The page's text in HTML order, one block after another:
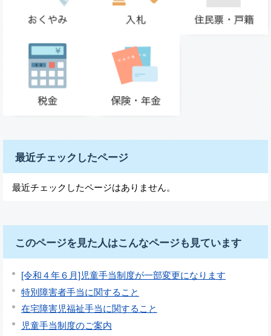
最近チェックしたページ
最近チェックしたページはありません。
このページを見た人はこんなページも見ています
[令和４年６月]児童手当制度が一部変更になります
特別障害者手当に関すること
在宅障害児福祉手当に関すること
児童手当制度のご案内